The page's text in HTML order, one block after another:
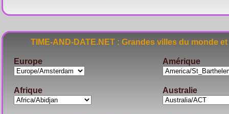
TIME-AND-DATE.NET : Grandes villes du
Europe Amérique
Afrique Australie